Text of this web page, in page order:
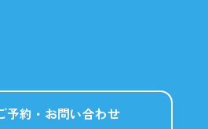
予約・お問い合わせ